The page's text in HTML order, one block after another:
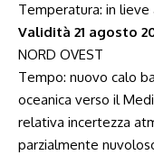
Temperatura: in lieve
Validità 21 agosto
NORD OVEST
Tempo: nuovo calo
oceanica verso il
relativa incertezza
parzialmente